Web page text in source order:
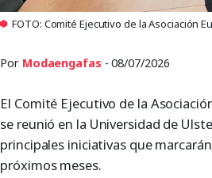
FOTO: Comité Ejecutivo de la Asociación
Por Modaengafas - 08/07/2026
El Comité Ejecutivo de la
se reunió en la Universidad de
principales iniciativas que
próximos meses.